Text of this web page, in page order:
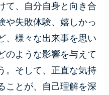
て、自分自身と向き合
や失敗体験、嬉しかっ
、様々な出来事を思い
のような影響を与えて
。そして、正直な気持
ことが、自己理解を深